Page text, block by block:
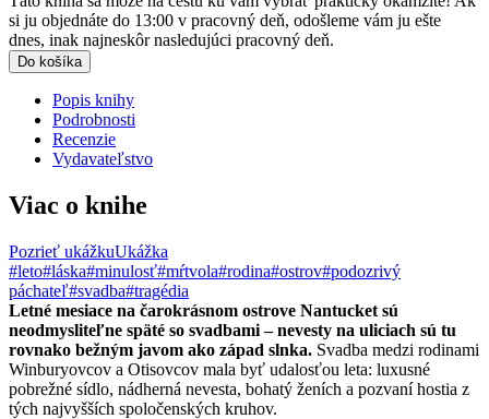
si ju objednáte do 13:00 v pracovný deň, odošleme vám ju ešte
dnes, inak najneskôr nasledujúci pracovný deň.
Do košíka
Popis knihy
Podrobnosti
Recenzie
Vydavateľstvo
Viac o knihe
Pozrieť ukážkuUkážka
#leto#láska#minulosť#mŕtvola#rodina#ostrov#podozrivý
páchateľ#svadba#tragédia
Letné mesiace na čarokrásnom ostrove Nantucket sú
neodmysliteľne späté so svadbami – nevesty na uliciach sú tu
rovnako bežným javom ako západ slnka. Svadba medzi rodinami
Winburyovcov a Otisovcov mala byť udalosťou leta: luxusné
pobrežné sídlo, nádherná nevesta, bohatý ženích a pozvaní hostia z
tých najvyšších spoločenských kruhov.